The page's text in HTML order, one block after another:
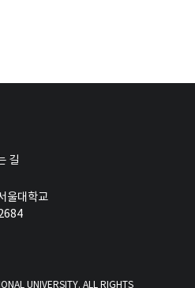
길
울대학교
UNIVERSITY. ALL RIGHTS